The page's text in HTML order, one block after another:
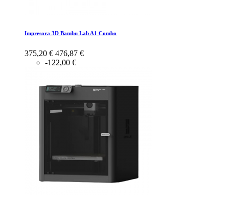
Impresora 3D Bambu Lab A1 Combo
375,20 € 476,87 €
-122,00 €